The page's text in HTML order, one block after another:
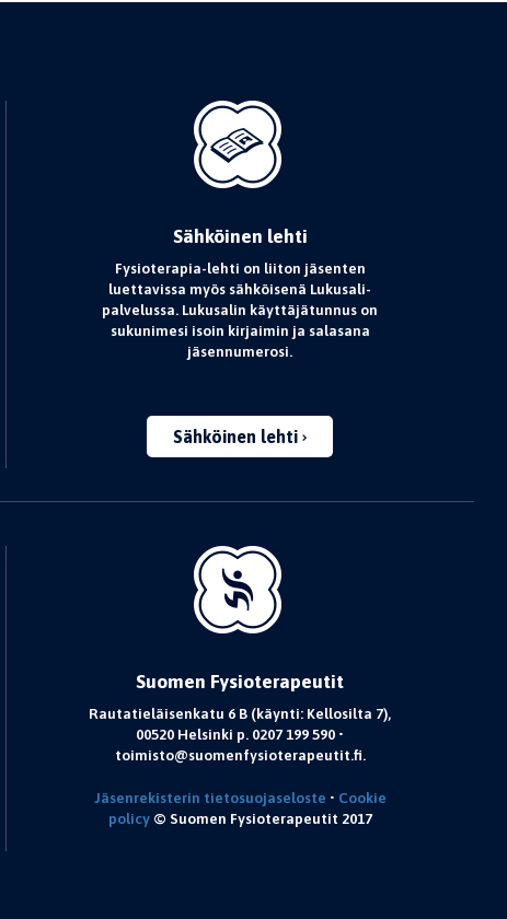
Sähköinen lehti
Fysioterapia-lehti on liiton jäsenten
luettavissa myös sähköisenä Lukusali-
palvelussa. Lukusalin käyttäjätunnus on
sukunimesi isoin kirjaimin ja salasana
jäsennumerosi.
Sähköinen lehti
Suomen Fysioterapeutit
Rautatieläisenkatu 6 B (käynti: Kellosilta 7),
00520 Helsinki p. 0207 199 590 •
toimisto@suomenfysioterapeutit.fi.
Jäsenrekisterin tietosuojaseloste • Cookie
policy© Suomen Fysioterapeutit 2017